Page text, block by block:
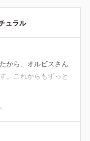
ュラル
から、オルビスさん
。これからもずっと